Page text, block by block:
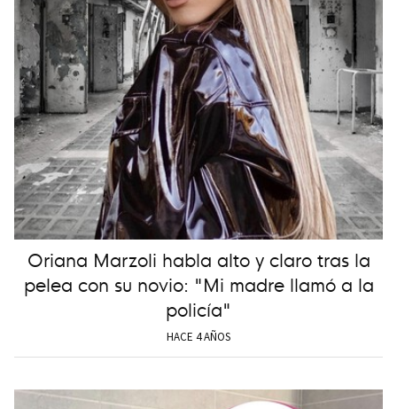
Oriana Marzoli habla alto y claro tras la
pelea con su novio: "Mi madre llamó a la
policía"
HACE 4 AÑOS